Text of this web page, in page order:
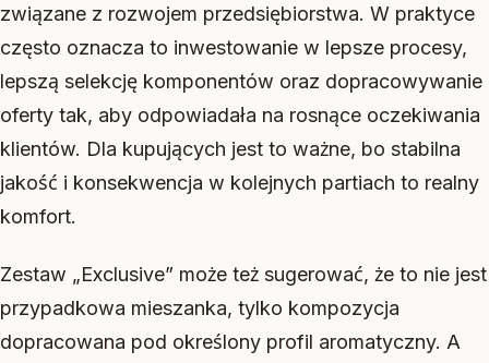
związane z rozwojem przedsiębiorstwa. W praktyce
często oznacza to inwestowanie w lepsze procesy,
lepszą selekcję komponentów oraz dopracowywanie
oferty tak, aby odpowiadała na rosnące oczekiwania
klientów. Dla kupujących jest to ważne, bo stabilna
jakość i konsekwencja w kolejnych partiach to realny
komfort.
Zestaw „Exclusive” może też sugerować, że to nie jest
przypadkowa mieszanka, tylko kompozycja
dopracowana pod określony profil aromatyczny. A